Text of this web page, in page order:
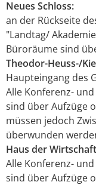
Neues Schloss:
an der Rückseite
"Landtag/
Büroräume sind
Theodor-Heuss-/
Haupteingang des
Alle Konferenz-
sind über Aufzüge
müssen jedoch
überwunden
Haus der
Alle Konferenz-
sind über Aufzüge